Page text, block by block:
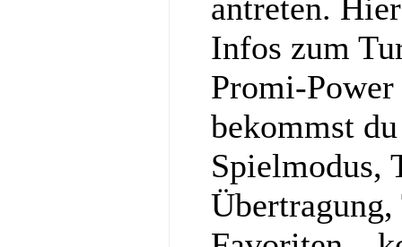
antreten.
Infos zum
Promi-
bekommst
Spielmodus,